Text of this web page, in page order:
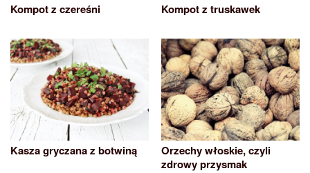
Kompot z czereśni Kompot z truskawek
Kasza gryczana z botwiną
Orzechy włoskie, czyli
zdrowy przysmak